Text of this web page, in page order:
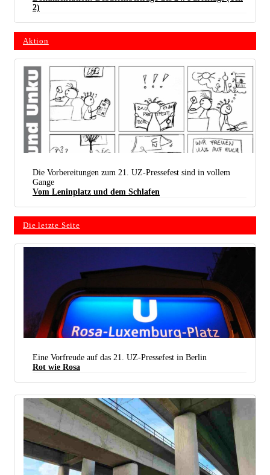
(Foto: Rudi Denner)
2)
Aktion
Hilfe, die Genossinnen und Genossen kommen, jetzt aber schnell aufgeräumt!
Die Vorbereitungen zum 21. UZ-Pressefest sind in vollem
Gange
Vom Leninplatz und dem Schlafen
Die letzte Seite
Das 21. UZ-Pressefest findet an einem traditionsreichen Ort statt. (Foto:Julizehn*** / Flickr /
BY-NC-ND 2.0
Eine Vorfreude auf das 21. UZ-Pressefest in Berlin
Rot wie Rosa